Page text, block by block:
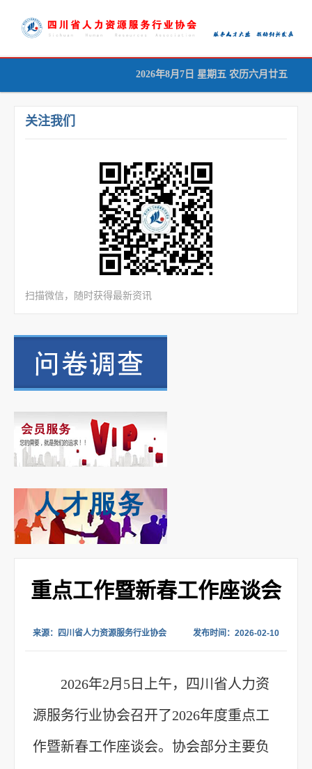
成绩查询
2026年8月7日 星期五 农历六月廿五
关注我们
扫描微信，随时获得最新资讯
重点工作暨新春工作座谈会
来源：四川省人力资源服务行业协会 发布时间：2026-02-10
2026年2月5日上午，四川省人力资
源服务行业协会召开了2026年度重点工
作暨新春工作座谈会。协会部分主要负